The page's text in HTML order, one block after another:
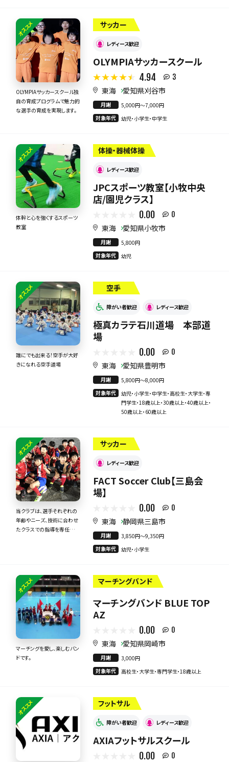
オススメ
OLYMPIAサッカースクール独
自の育成プログラムで魅力的
な選手の育成を実現します。
サッカー
レディース歓迎
OLYMPIAサッカースクール
4.94 3
東海 愛知県刈谷市
月謝
5,000円〜7,000円
対象年代
幼児・小学生・中学生
オススメ
体幹と心を強くするスポーツ
教室
体操・器械体操
レディース歓迎
JPCスポーツ教室【小牧中央
店/園児クラス】
0.00 0
東海 愛知県小牧市
月謝
5,800円
対象年代
幼児
オススメ
誰にでも出来る！空手が大好
きになれる空手道場
空手
障がい者歓迎 レディース歓迎
極真カラテ石川道場 本部道
場
0.00 0
東海 愛知県豊明市
月謝
5,800円〜8,000円
対象年代
幼児・小学生・中学生・高校生・大学生・専
門学生・18歳以上・30歳以上・40歳以上・
50歳以上・60歳以上
オススメ
当クラブは、選手それぞれの
年齢やニーズ、技術に合わせ
たクラスでの指導を専任のコ
サッカー
レディース歓迎
FACT Soccer Club【三島会
場】
0.00 0
東海 静岡県三島市
月謝
3,850円〜9,350円
対象年代
幼児・小学生
オススメ
マーチングを愛し、楽しむバン
ドです。
マーチングバンド
マーチングバンド BLUE TOP
AZ
0.00 0
東海 愛知県岡崎市
月謝
3,000円
対象年代
高校生・大学生・専門学生・18歳以上
オススメ フットサル
障がい者歓迎 レディース歓迎
AXIAフットサルスクール
0.00 0